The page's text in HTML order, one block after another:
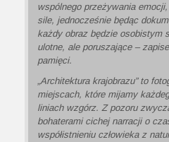
wspólnego przeżywania
sile, jednocześnie będąc
każdy obraz będzie osobistym
ulotne, ale poruszające –
pamięci.
„Architektura krajobrazu”to
miejscach, które mijamy
liniach wzgórz. Z pozoru
bohaterami cichej narracji o
współistnieniu człowieka z